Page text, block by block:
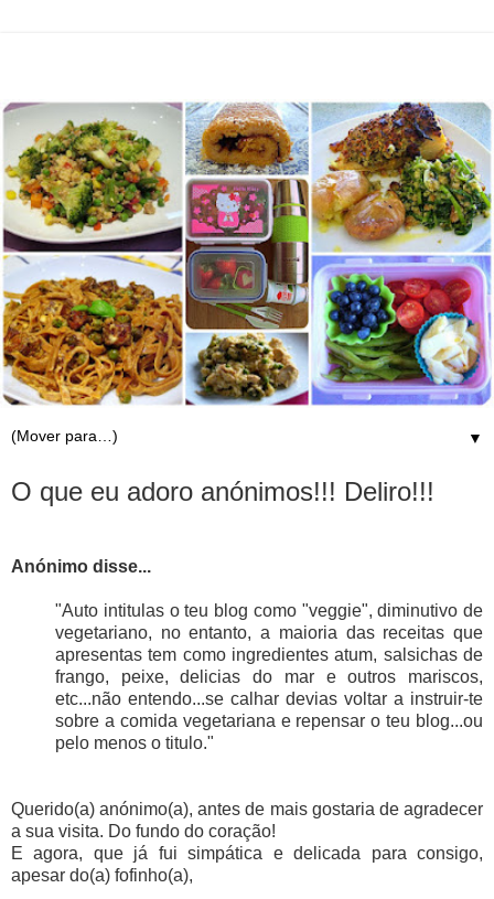
▼
O que eu adoro anónimos!!! Deliro!!!
Anónimo disse...
"Auto intitulas o teu blog como "veggie", diminutivo de
vegetariano, no entanto, a maioria das receitas que
apresentas tem como ingredientes atum, salsichas de
frango, peixe, delicias do mar e outros mariscos,
etc...não entendo...se calhar devias voltar a instruir-te
sobre a comida vegetariana e repensar o teu blog...ou
pelo menos o titulo."
Querido(a) anónimo(a), antes de mais gostaria de agradecer
a sua visita. Do fundo do coração!
E agora, que já fui simpática e delicada para consigo,
apesar do(a) fofinho(a),